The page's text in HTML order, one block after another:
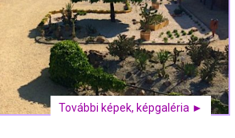
További képek, képgaléria ►